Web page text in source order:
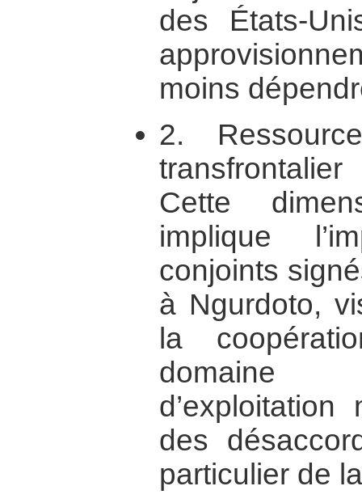
des États-
moins
2.
Cette
implique
conjoints
à Ngurdoto,
la
domaine
des
particulier de